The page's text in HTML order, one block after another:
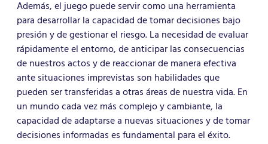
Además, el juego puede servir como una herramienta
para desarrollar la capacidad de tomar decisiones bajo
presión y de gestionar el riesgo. La necesidad de evaluar
rápidamente el entorno, de anticipar las consecuencias
de nuestros actos y de reaccionar de manera efectiva
ante situaciones imprevistas son habilidades que
pueden ser transferidas a otras áreas de nuestra vida. En
un mundo cada vez más complejo y cambiante, la
capacidad de adaptarse a nuevas situaciones y de tomar
decisiones informadas es fundamental para el éxito.